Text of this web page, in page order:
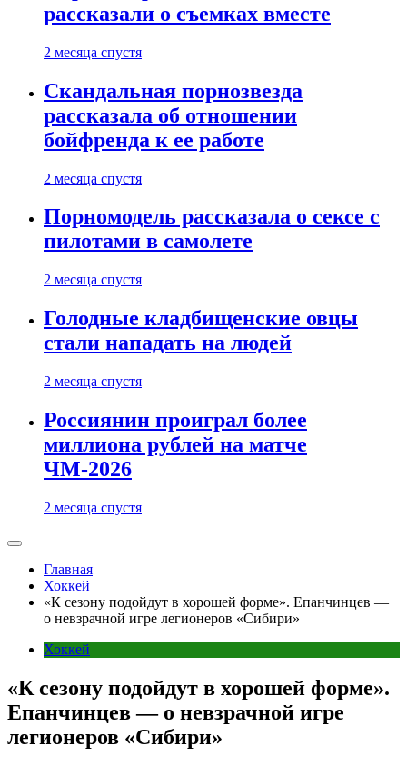
рассказали о съемках вместе
2 месяца спустя
Скандальная порнозвезда
рассказала об отношении
бойфренда к ее работе
2 месяца спустя
Порномодель рассказала о сексе с
пилотами в самолете
2 месяца спустя
Голодные кладбищенские овцы
стали нападать на людей
2 месяца спустя
Россиянин проиграл более
миллиона рублей на матче
ЧМ-2026
2 месяца спустя
Главная
Хоккей
«К сезону подойдут в хорошей форме». Епанчинцев —
о невзрачной игре легионеров «Сибири»
Хоккей
«К сезону подойдут в хорошей форме».
Епанчинцев — о невзрачной игре
легионеров «Сибири»